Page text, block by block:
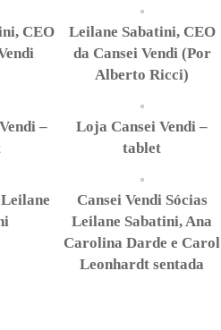
CEO
Leilane Sabatini, CEO
da Cansei Vendi (Por
Alberto Ricci)
–
Loja Cansei Vendi –
tablet
Cansei Vendi Sócias
Leilane Sabatini, Ana
Carolina Darde e Carol
Leonhardt sentada